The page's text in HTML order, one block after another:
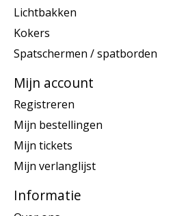
Lichtbakken
Kokers
Spatschermen / spatborden
Mijn account
Registreren
Mijn bestellingen
Mijn tickets
Mijn verlanglijst
Informatie